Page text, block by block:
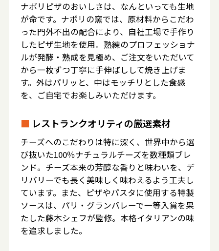
ナポリピザのおいしさは、なんといっても生地
が命です。ナポリの窯では、原材料からこだわ
った門外不出の配合により、自社工場で手作り
したピザ生地を使用。熟練のプロフェッショナ
ルが発酵・熟成を見極め、ご注文をいただいて
から一枚ずつ丁寧に手伸ばしして焼き上げま
す。外はパリッと、中はモッチリとした食感
を、ご自宅でお楽しみいただけます。
■ レストランクオリティの厳選素材
チーズへのこだわりは特に深く、世界中から選
び抜いた100％ナチュラルチーズを数種類ブレ
ンド。チーズ本来の芳醇な香りと味わいを、デ
リバリーでも長く美味しく味わえるよう工夫し
ています。また、ピザやパスタに使用する特製
ソースは、パリ・グランバレーで一等入賞を果
たした藤木シェフが監修。本格イタリアンの味
を追求しました。